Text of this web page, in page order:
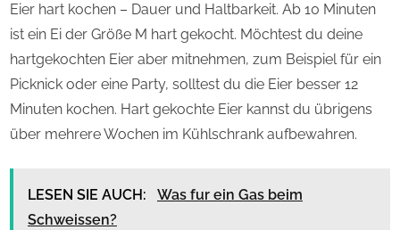
Eier hart kochen – Dauer und Haltbarkeit. Ab 10 Minuten
ist ein Ei der Größe M hart gekocht. Möchtest du deine
hartgekochten Eier aber mitnehmen, zum Beispiel für ein
Picknick oder eine Party, solltest du die Eier besser 12
Minuten kochen. Hart gekochte Eier kannst du übrigens
über mehrere Wochen im Kühlschrank aufbewahren.
LESEN SIE AUCH:
Was fur ein Gas beim
Schweissen?